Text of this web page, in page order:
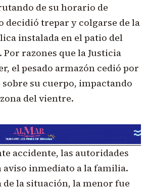
de su horario de
decidió trepar y colgarse de la
instalada en el patio del
razones que la Justicia
el pesado armazón cedió por
su cuerpo, impactando
del vientre.
accidente, las autoridades
aviso inmediato a la familia.
la situación, la menor fue